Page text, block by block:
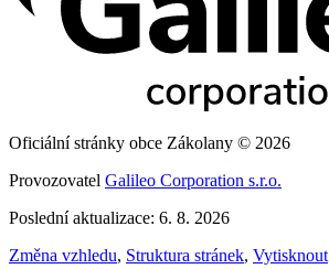
Oficiální stránky obce Zákolany © 2026
Provozovatel Galileo Corporation s.r.o.
Poslední aktualizace: 6. 8. 2026
Změna vzhledu, Struktura stránek, Vytisknout